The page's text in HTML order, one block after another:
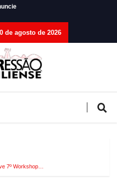
de agosto de 2026
7º Workshop…